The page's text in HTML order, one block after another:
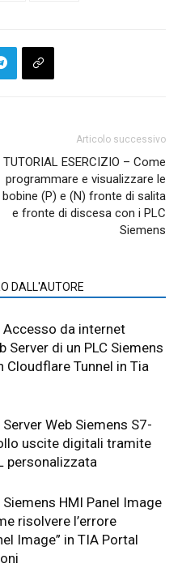
Articolo successivo
TUTORIAL ESERCIZIO – Come
programmare e visualizzare le
bobine (P) e (N) fronte di salita
e fronte di discesa con i PLC
Siemens
DALL'AUTORE
Accesso da internet
Server di un PLC Siemens
Cloudflare Tunnel in Tia
Web Siemens S7-
uscite digitali tramite
personalizzata
Siemens HMI Panel Image
risolvere l’errore
Image” in TIA Portal